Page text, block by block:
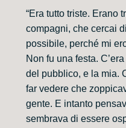
“Era tutto triste. Erano
compagni, che cercai
possibile, perché mi
Non fu una festa.
del pubblico, e la mia.
far vedere che
gente. E intanto
sembrava di essere